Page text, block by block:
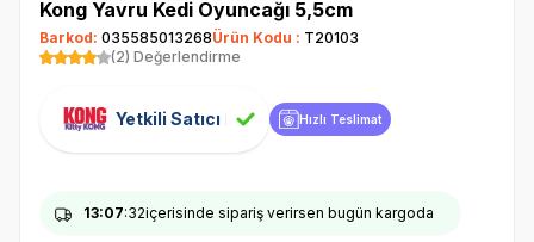
Kong Yavru Kedi Oyuncağı 5,5cm
Barkod: 035585013268Ürün Kodu : T20103
(2) Değerlendirme
Yetkili Satıcı Hızlı Teslimat
13:07:31içerisinde sipariş verirsen bugün kargoda